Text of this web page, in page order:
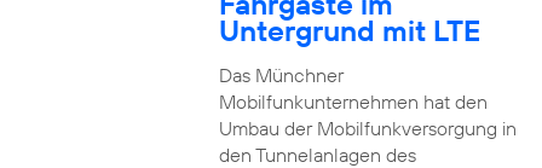
Untergrund mit LTE
Das Münchner
Mobilfunkunternehmen hat den
Umbau der Mobilfunkversorgung in
den Tunnelanlagen des